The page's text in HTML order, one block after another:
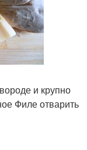
и крупно
Филе отварить